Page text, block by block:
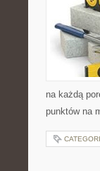
na każdą
punktów na